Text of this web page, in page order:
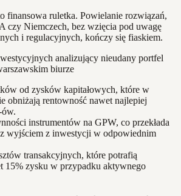
finansowa ruletka. Powielanie rozwiązań,
czy Niemczech, bez wzięcia pod uwagę
i regulacyjnych, kończy się fiaskiem.
od zysków kapitałowych, które w
obniżają rentowność nawet najlepiej
instrumentów na GPW, co przekłada
wyjściem z inwestycji w odpowiednim
transakcyjnych, które potrafią
15% zysku w przypadku aktywnego